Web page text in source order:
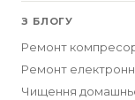
З БЛОГУ
Ремонт
Ремонт
Чищення